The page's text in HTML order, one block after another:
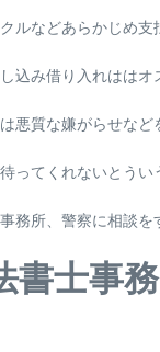
ルなどあらかじめ
込み借り入れははオ
悪質な嫌がらせな
ってくれないとうい
務所、警察に相談を
書士事